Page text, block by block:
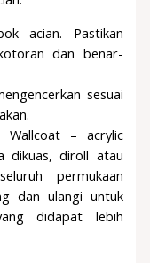
acian. Pastikan
dan benar-
sesuai
Wallcoat – acrylic
dikuas, diroll atau
permukaan
dan ulangi untuk
didapat lebih